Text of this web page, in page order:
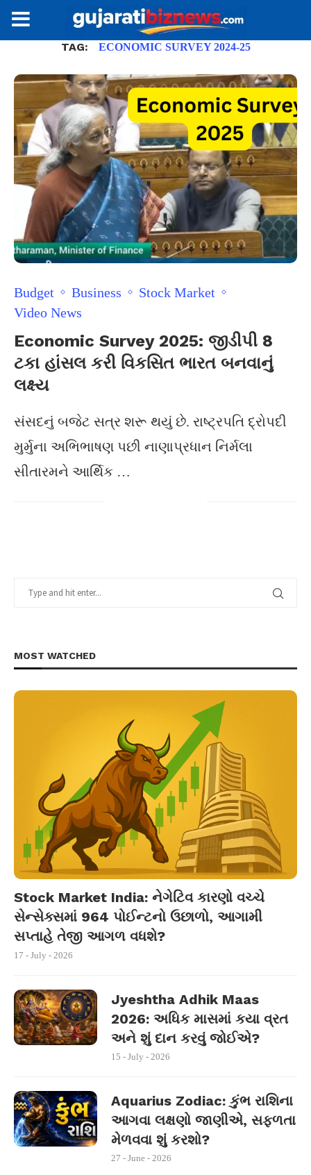
TAG: ECONOMIC SURVEY 2024-25
Budget Business
Stock Market
Video News
Economic Survey 2025: જીડીપી 8
ટકા હાંસલ કરી વિકસિત ભારત બનવાનું
લક્ષ્ય
સંસદનું બજેટ સત્ર શરૂ થયું છે. રાષ્ટ્રપતિ દ્રોપદી
મુર્મુના અભિભાષણ પછી નાણાપ્રધાન નિર્મલા
સીતારમને આર્થિક …
MOST WATCHED
Stock Market India: નેગેટિવ કારણો વચ્ચે
સેન્સેક્સમાં 964 પોઈન્ટનો ઉછાળો, આગામી
સપ્તાહે તેજી આગળ વધશે?
17 - July - 2026
Jyeshtha Adhik Maas
2026: અધિક માસમાં કયા વ્રત
અને શું દાન કરવું જોઈએ?
15 - July - 2026
Aquarius Zodiac: કુંભ રાશિના
આગવા લક્ષણો જાણીએ, સફળતા
મેળવવા શું કરશો?
27 - June - 2026